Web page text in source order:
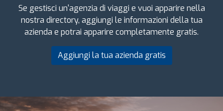
Se gestisci un'agenzia di viaggi e vuoi apparire nella
nostra directory, aggiungi le informazioni della tua
azienda e potrai apparire completamente gratis.
Aggiungi la tua azienda gratis